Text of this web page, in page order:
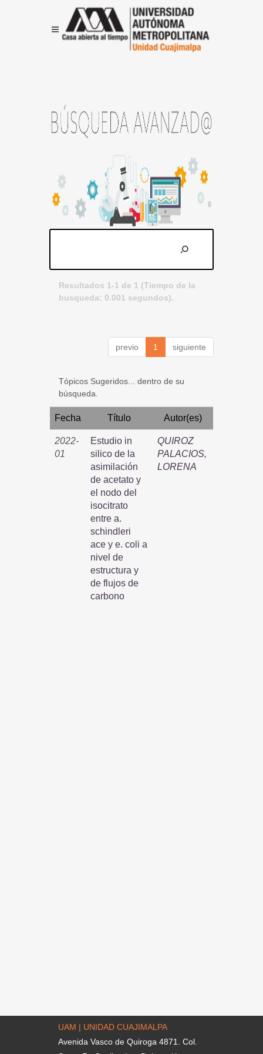
Resultados 1-1 de 1 (Tiempo de la
busqueda: 0.001 segundos).
previo 1 siguiente
Tópicos Sugeridos... dentro de su
búsqueda.
Fecha Título Autor(es)
2022-
01
Estudio in
silico de la
asimilación
de acetato y
el nodo del
isocitrato
entre a.
schindleri
ace y e. coli a
nivel de
estructura y
de flujos de
carbono
QUIROZ
PALACIOS,
LORENA
UAM | UNIDAD CUAJIMALPA
Avenida Vasco de Quiroga 4871. Col.